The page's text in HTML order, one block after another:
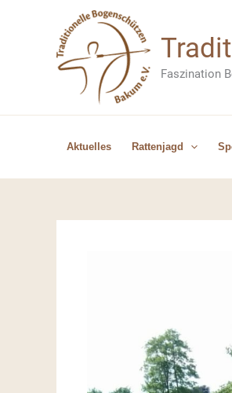
Faszination
Aktuelles Rattenjagd